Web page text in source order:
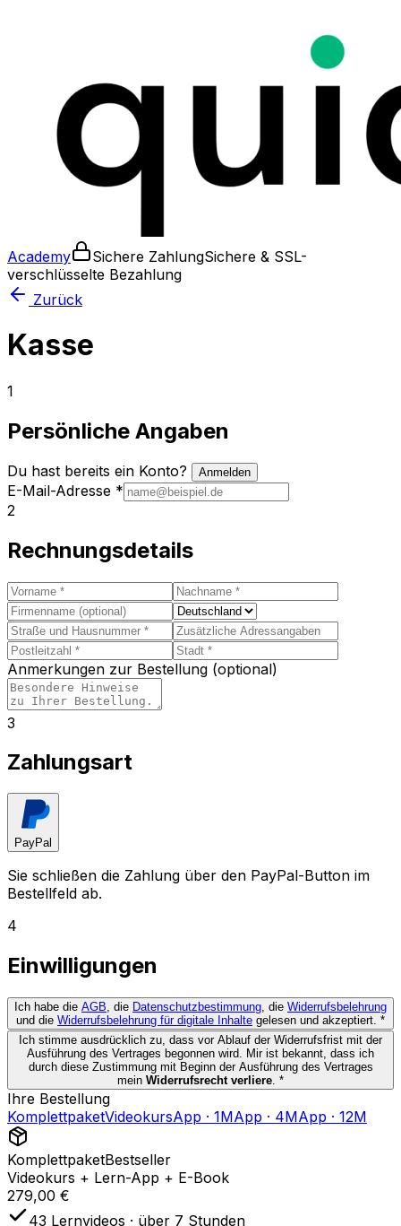
Academy Sichere ZahlungSichere & SSL-
verschlüsselte Bezahlung
Zurück
Kasse
1
Persönliche Angaben
Du hast bereits ein Konto? Anmelden
E-Mail-Adresse *
2
Rechnungsdetails
Anmerkungen zur Bestellung (optional)
3
Zahlungsart
PayPal
Sie schließen die Zahlung über den PayPal-Button im
Bestellfeld ab.
4
Einwilligungen
Ich habe die AGB, die Datenschutzbestimmung, die Widerrufsbelehrung
und die Widerrufsbelehrung für digitale Inhalte gelesen und akzeptiert. *
Ich stimme ausdrücklich zu, dass vor Ablauf der Widerrufsfrist mit der
Ausführung des Vertrages begonnen wird. Mir ist bekannt, dass ich
durch diese Zustimmung mit Beginn der Ausführung des Vertrages
mein Widerrufsrecht verliere. *
Ihre Bestellung
KomplettpaketVideokursApp · 1MApp · 4MApp · 12M
KomplettpaketBestseller
Videokurs + Lern-App + E-Book
279,00 €
43 Lernvideos · über 7 Stunden